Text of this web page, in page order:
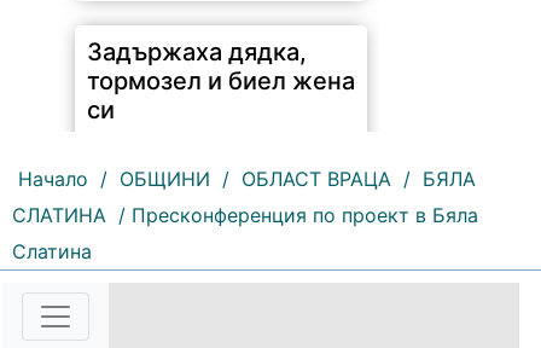
Задържаха дядка,
тормозел и биел жена
си
184 | 2026-08-06 11:04:56
малтретирал жената с която
Начало / ОБЩИНИ / ОБЛАСТ ВРАЦА / БЯЛА
СЛАТИНА / Пресконференция по проект в Бяла
Слатина